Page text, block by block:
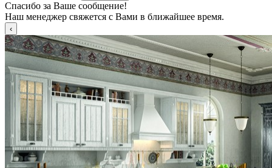
Спасибо за Ваше сообщение!
Наш менеджер свяжется с Вами в ближайшее время.